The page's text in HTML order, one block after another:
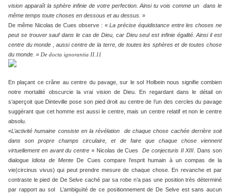
vision apparaît la sphère infinie de votre perfection. Ainsi tu vois comme un dans le
même temps toute choses en dessous et au dessus. »
De même Nicolas de Cues observe : «La précise équidistance entre les choses ne
peut se trouver sauf dans le cas de Dieu, car Dieu seul est infinie égalité. Ainsi il est
centre du monde , aussi centre de la terre, de toutes les sphères et de toutes chose
du monde. » De docta ignorantia II.11
En plaçant ce crâne au centre du pavage, sur le sol Holbein nous signifie combien
notre mortalité obscurcie la vrai vision de Dieu. En regardant dans le détail on
s’aperçoit que Dinteville pose son pied droit au centre de l’un des cercles du pavage
suggérant que cet homme est aussi le centre, mais un centre relatif et non le centre
absolu.
«L’activité humaine consiste en la révélation de chaque chose cachée derrière soit
dans son propre champs circulaire, et de faire que chaque chose viennent
virtuellement en avant du centre » Nicolas de CuesDe conjecturis II XIII . Dans son
dialogueIdiota de MenteDe Cues compare l’esprit humain à un compas de la
vie(circinus vivus) qui peut prendre mesure de chaque chose. En revanche et par
contraste le pied de De Selve caché par sa robe n’a pas une position très déterminé
par rapport au sol L’ambiguïté de ce positionnement de De Selve est sans aucun